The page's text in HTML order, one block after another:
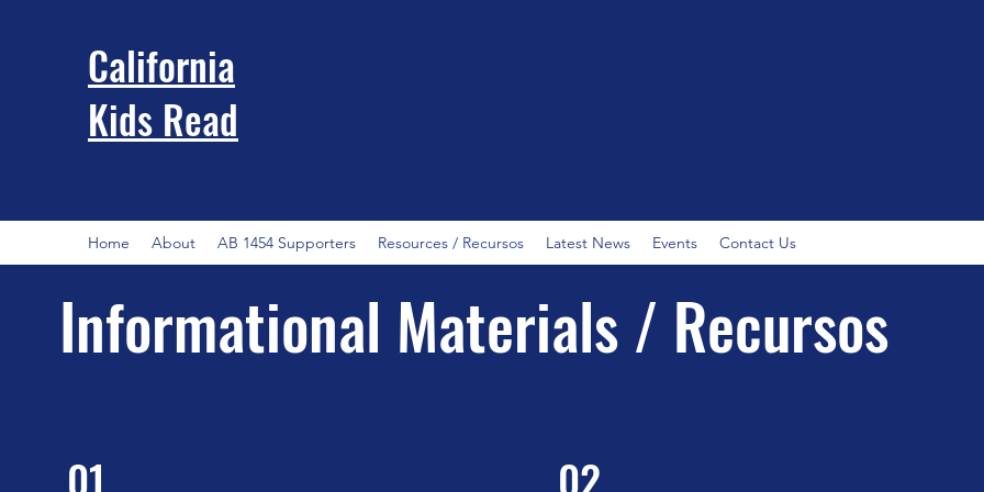
California
Kids Read
Home About AB 1454 Supporters Resources / Recursos Latest News Events Contact Us
Informational Materials / Recursos
01. 02.